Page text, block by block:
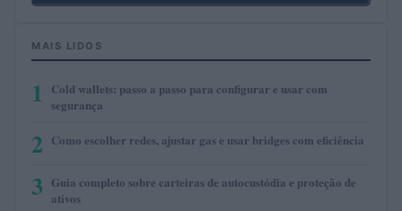
MAIS LIDOS
1
Cold wallets: passo a passo para configurar e usar com
segurança
2 Como escolher redes, ajustar gas e usar bridges com eficiência
3 Guia completo sobre carteiras de autocustódia e proteção de
ativos